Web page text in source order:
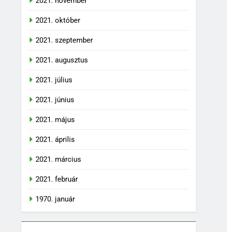
2021. október
2021. szeptember
2021. augusztus
2021. július
2021. június
2021. május
2021. április
2021. március
2021. február
1970. január